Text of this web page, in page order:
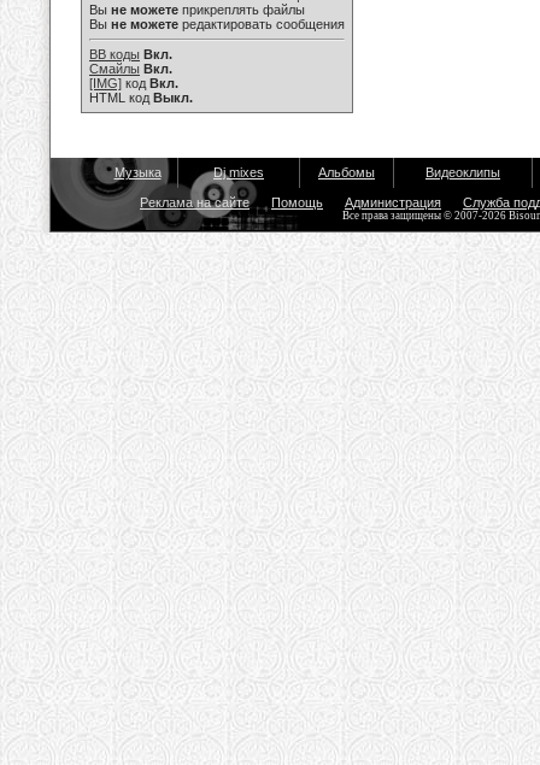
Вы не можете прикреплять файлы
Вы не можете редактировать сообщения
BB коды Вкл.
Смайлы Вкл.
[IMG] код Вкл.
HTML код Выкл.
Музыка Dj mixes Альбомы Видеоклипы
Реклама на сайте Помощь Администрация Служба
Все права защищены © 2007-2026